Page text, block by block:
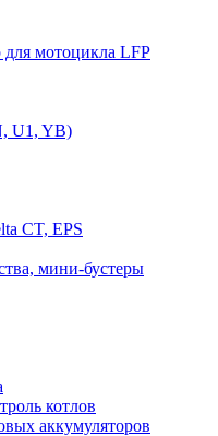
мотоцикла LFP
U1, YB)
CT, EPS
мини-бустеры
котлов
аккумуляторов